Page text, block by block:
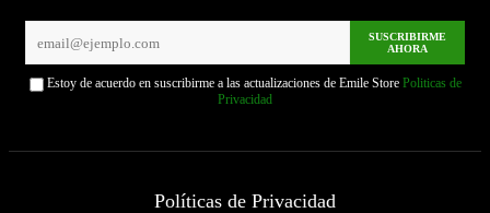
SUSCRIBIRME
AHORA
Estoy de acuerdo en suscribirme a las actualizaciones de Emile Store Politicas de
Privacidad
Políticas de Privacidad